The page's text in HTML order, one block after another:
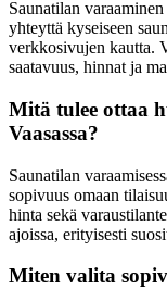
Saunatilan
yhteyttä kyseiseen
verkkosivujen kautta.
saatavuus, hinnat ja
Mitä tulee ottaa
Vaasassa?
Saunatilan
sopivuus omaan
hinta sekä
ajoissa, erityisesti
Miten valita